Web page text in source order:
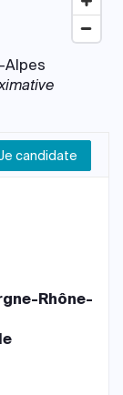
Alpes
candidate
Rhône-